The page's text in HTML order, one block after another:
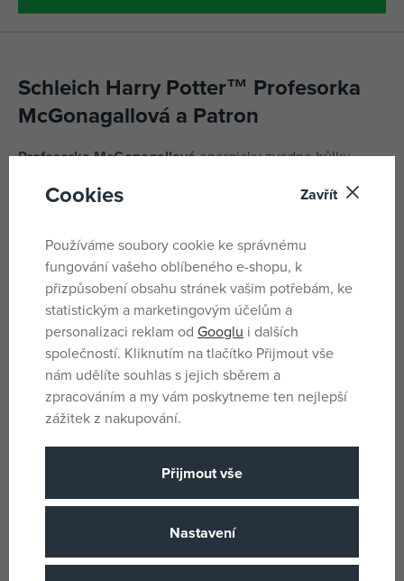
Schleich Harry Potter™ Profesorka
McGonagallová a Patron
Profesorka McGonagallováenergicky zvedne hůlku.
své studenty v Bradavicích. Ani ona není nikdy sama: jejím
mezi čaroději a čarodějkami. Vyzyvatelé by si měli dvakrát
rozmyslet, než se s nimi utkají!
Rozměry modelu: 18 x 15,5 x 11 cm.
Věk: 6-12
Parametry
Cookies Zavřít
Používáme soubory cookie ke správnému
fungování vašeho oblíbeného e-shopu, k
přizpůsobení obsahu stránek vašim potřebám, ke
statistickým a marketingovým účelům a
personalizaci reklam od Googlu i dalších
společností. Kliknutím na tlačítko Přijmout vše
nám udělíte souhlas s jejich sběrem a
zpracováním a my vám poskytneme ten nejlepší
zážitek z nakupování.
Přijmout vše
Nastavení